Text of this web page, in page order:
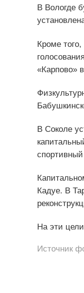
В Вологде
Кроме
«Карпово»
В Соколе
Кадуе. В
На эти
Источник